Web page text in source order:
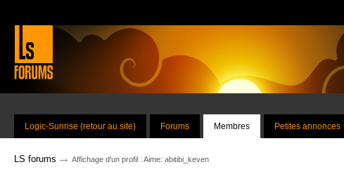
Logic-Sunrise (retour au site) Forums Membres Petites annonces
LS forums → Affichage d'un profil : Aime: abitibi_keven